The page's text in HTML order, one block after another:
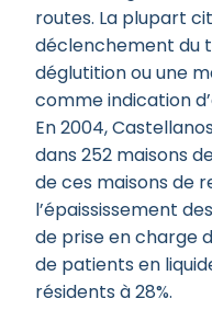
routes. La plupart
déclenchement du
déglutition ou une
comme indication
En 2004,
dans 252 maisons
de ces maisons de
l’épaississement
de prise en charge
de patients en
résidents à 28%.